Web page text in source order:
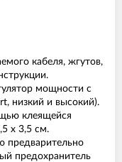
кабеля, жгутов,
мощности с
низкий и высокий).
клеящейся
х 3,5 см.
предварительно
предохранитель